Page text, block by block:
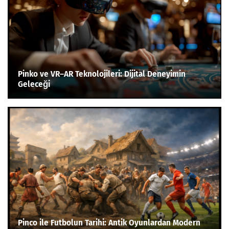
Pinko ve VR–AR Teknolojileri: Dijital Deneyimin
Geleceği
Pinco ile Futbolun Tarihi: Antik Oyunlardan Modern